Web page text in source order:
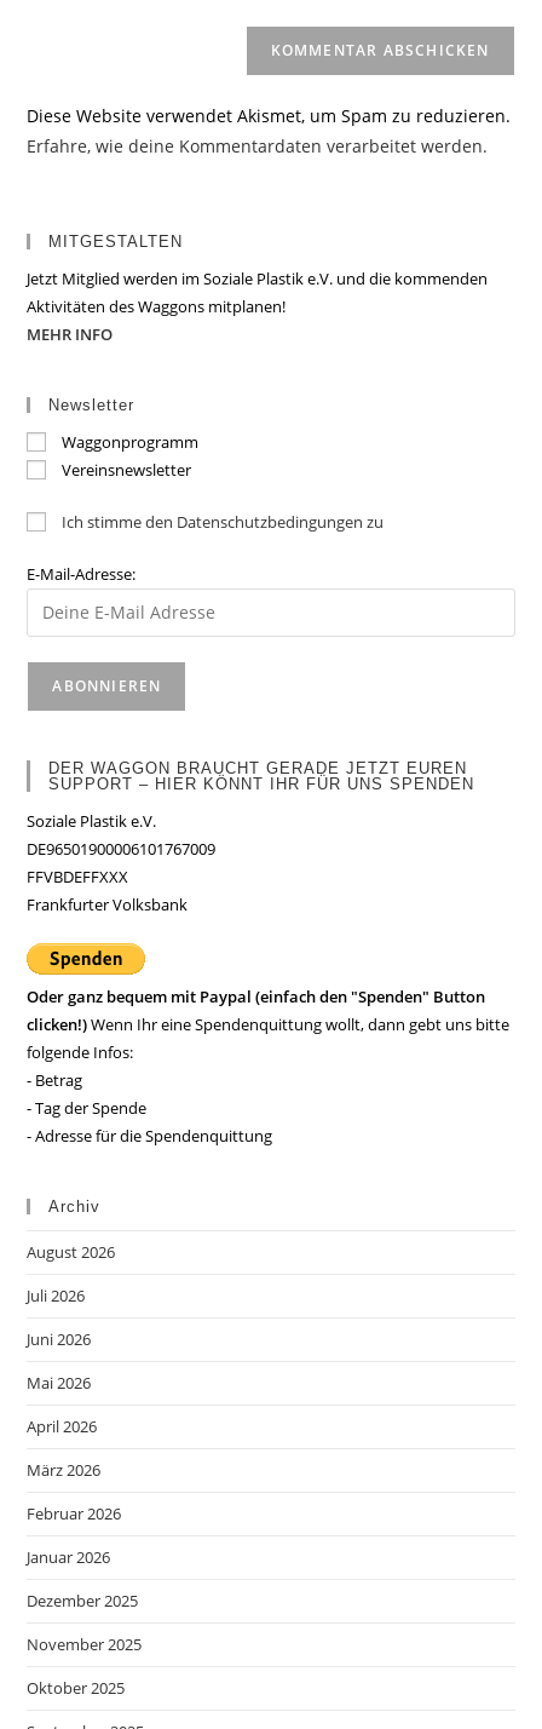
Diese Website verwendet Akismet, um Spam zu reduzieren.
Erfahre, wie deine Kommentardaten verarbeitet werden.
MITGESTALTEN
Jetzt Mitglied werden im Soziale Plastik e.V. und die kommenden
Aktivitäten des Waggons mitplanen!
MEHR INFO
Newsletter
Waggonprogramm
Vereinsnewsletter
Ich stimme den Datenschutzbedingungen zu
E-Mail-Adresse:
DER WAGGON BRAUCHT GERADE JETZT EUREN
SUPPORT – HIER KÖNNT IHR FÜR UNS SPENDEN
Soziale Plastik e.V.
DE96501900006101767009
FFVBDEFFXXX
Frankfurter Volksbank
Oder ganz bequem mit Paypal (einfach den "Spenden" Button
clicken!)Wenn Ihr eine Spendenquittung wollt, dann gebt uns bitte
folgende Infos:
- Betrag
- Tag der Spende
- Adresse für die Spendenquittung
Archiv
August 2026
Juli 2026
Juni 2026
Mai 2026
April 2026
März 2026
Februar 2026
Januar 2026
Dezember 2025
November 2025
Oktober 2025